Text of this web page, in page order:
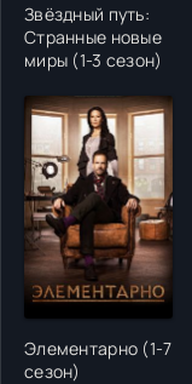
Звёздный путь:
Странные новые
миры (1-3 сезон)
Элементарно (1-7
сезон)